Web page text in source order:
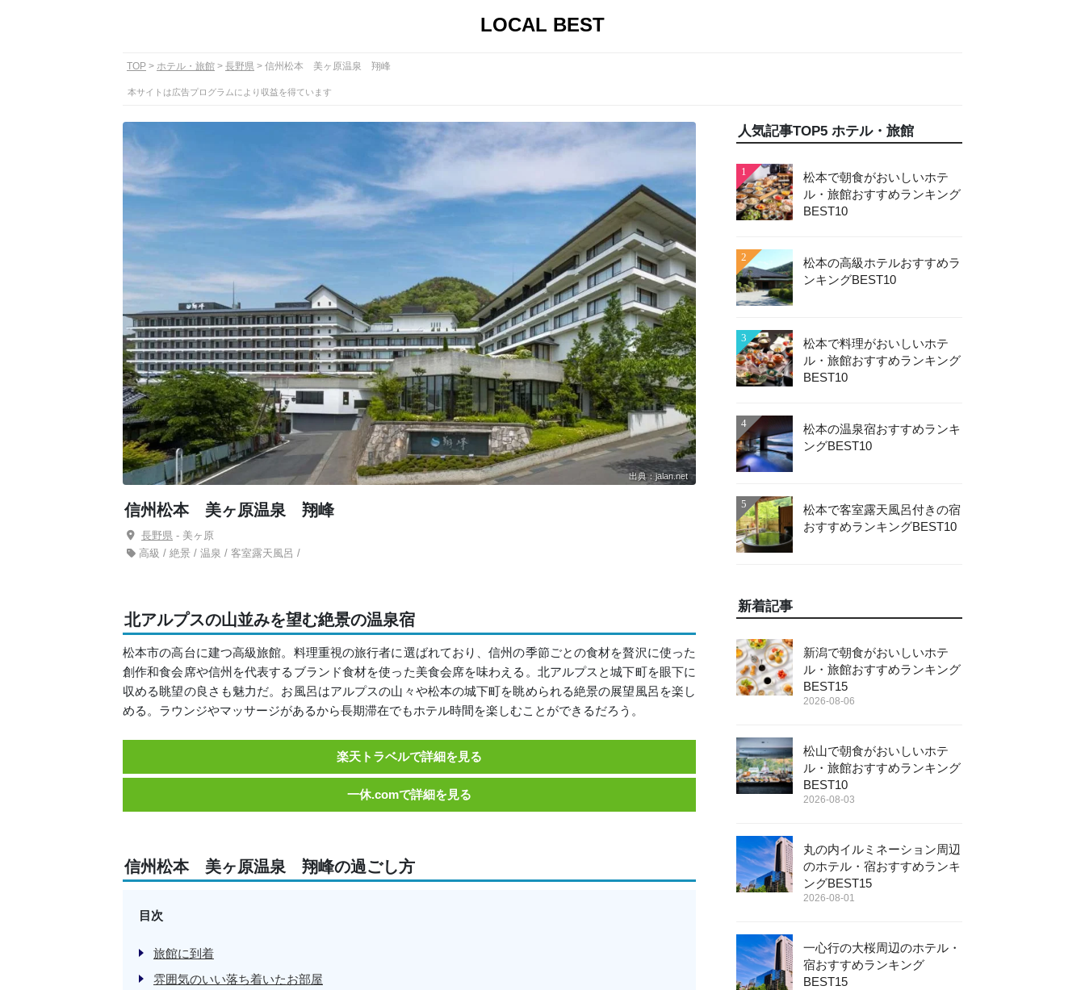
LOCAL BEST
TOP ホテル・旅館 長野県 信州松本 美ヶ原温泉 翔峰
本サイトは広告プログラムにより収益を得ています
出典：jalan.net
信州松本 美ヶ原温泉 翔峰
長野県 - 美ヶ原
高級 / 絶景 / 温泉 / 客室露天風呂 /
北アルプスの山並みを望む絶景の温泉宿
松本市の高台に建つ高級旅館。料理重視の旅行者に選ばれており、信州の季節ごとの食材を贅沢に使った
創作和食会席や信州を代表するブランド食材を使った美食会席を味わえる。北アルプスと城下町を眼下に
収める眺望の良さも魅力だ。お風呂はアルプスの山々や松本の城下町を眺められる絶景の展望風呂を楽し
める。ラウンジやマッサージがあるから長期滞在でもホテル時間を楽しむことができるだろう。
楽天トラベルで詳細を見る
一休.comで詳細を見る
信州松本 美ヶ原温泉 翔峰の過ごし方
目次
旅館に到着
雰囲気のいい落ち着いたお部屋
人気記事TOP5 ホテル・旅館
1
松本で朝食がおいしいホテ
ル・旅館おすすめランキング
BEST10
2
松本の高級ホテルおすすめラ
ンキングBEST10
3
松本で料理がおいしいホテ
ル・旅館おすすめランキング
BEST10
4
松本の温泉宿おすすめランキ
ングBEST10
5
松本で客室露天風呂付きの宿
おすすめランキングBEST10
新着記事
新潟で朝食がおいしいホテ
ル・旅館おすすめランキング
BEST15
2026-08-06
松山で朝食がおいしいホテ
ル・旅館おすすめランキング
BEST10
2026-08-03
丸の内イルミネーション周辺
のホテル・宿おすすめランキ
ングBEST15
2026-08-01
一心行の大桜周辺のホテル・
宿おすすめランキング
BEST15